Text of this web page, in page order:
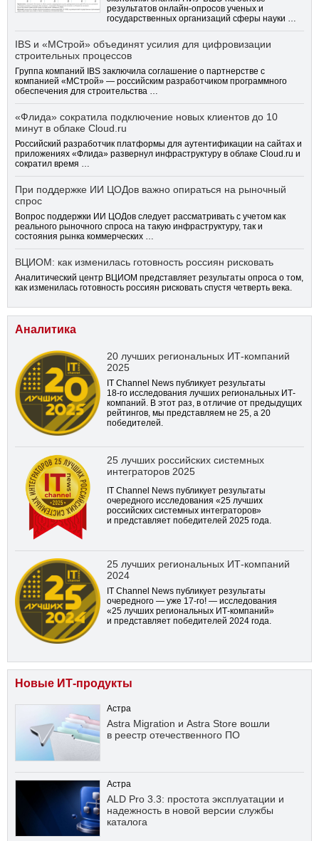
результатов онлайн-опросов ученых и
государственных организаций сферы науки …
IBS и «МСтрой» объединят усилия для цифровизации
строительных процессов
Группа компаний IBS заключила соглашение о партнерстве с
компанией «МСтрой» — российским разработчиком программного
обеспечения для строительства …
«Флида» сократила подключение новых клиентов до 10
минут в облаке Cloud.ru
Российский разработчик платформы для аутентификации на сайтах и
приложениях «Флида» развернул инфраструктуру в облаке Cloud.ru и
сократил время …
При поддержке ИИ ЦОДов важно опираться на рыночный
спрос
Вопрос поддержки ИИ ЦОДов следует рассматривать с учетом как
реального рыночного спроса на такую инфраструктуру, так и
состояния рынка коммерческих …
ВЦИОМ: как изменилась готовность россиян рисковать
Аналитический центр ВЦИОМ представляет результаты опроса о том,
как изменилась готовность россиян рисковать спустя четверть века.
Аналитика
20 лучших региональных ИТ-компаний
2025
IT Channel News публикует результаты
18-го исследования лучших региональных ИТ-
компаний. В этот раз, в отличие от предыдущих
рейтингов, мы представляем не 25, а 20
победителей.
25 лучших российских системных
интеграторов 2025
IT Channel News публикует результаты
очередного исследования «25 лучших
российских системных интеграторов»
и представляет победителей 2025 года.
25 лучших региональных ИТ-компаний
2024
IT Channel News публикует результаты
очередного — уже 17-го! — исследования
«25 лучших региональных ИТ-компаний»
и представляет победителей 2024 года.
Новые ИТ-продукты
Астра
Astra Migration и Astra Store вошли
в реестр отечественного ПО
Астра
ALD Pro 3.3: простота эксплуатации и
надежность в новой версии службы
каталога